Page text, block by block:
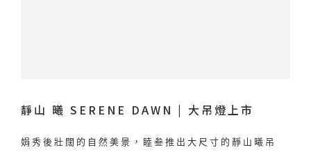
靜山 曦 SERENE DAWN | 大吊燈上市
娟秀後壯闊的自然美景，睦叁推出大尺寸的靜山曦吊